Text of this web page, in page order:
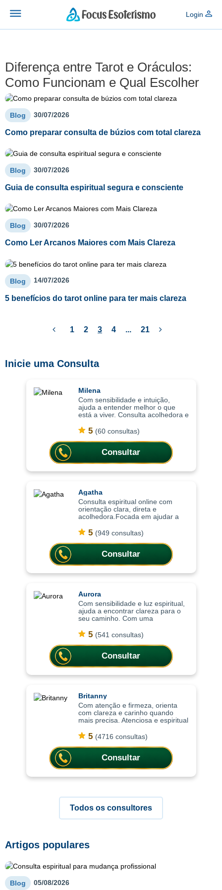
Login
Diferença entre Tarot e Oráculos:
Como Funcionam e Qual Escolher
Blog 30/07/2026
Como preparar consulta de búzios com total clareza
Blog 30/07/2026
Guia de consulta espiritual segura e consciente
Blog 30/07/2026
Como Ler Arcanos Maiores com Mais Clareza
Blog 14/07/2026
5 benefícios do tarot online para ter mais clareza
1 2 3 4 ... 21
Inicie uma Consulta
Milena
Com sensibilidade e intuição,
ajuda a entender melhor o que
está a viver. Consulta acolhedora e
compreender situações com mais
profundidade, trazendo clareza
emoci
5 (60 consultas)
Consultar
Agatha
Consulta espiritual online com
orientação clara, direta e
acolhedora.Focada em ajudar a
trazendo clareza, equilíbrio
emocional e orientação para
decisões importantes da vi
5 (949 consultas)
Consultar
Aurora
Com sensibilidade e luz espiritual,
ajuda a encontrar clareza para o
seu caminho. Com uma
consultas ajudam a compreender
situações, trazer mais leveza
emocional
5 (541 consultas)
Consultar
Britanny
Com atenção e firmeza, orienta
com clareza e carinho quando
mais precisa. Atenciosa e espiritual
consultas ajudam a compreender
situações com mais clareza,
oferecendo or
5 (4716 consultas)
Consultar
Todos os consultores
Artigos populares
Blog 05/08/2026